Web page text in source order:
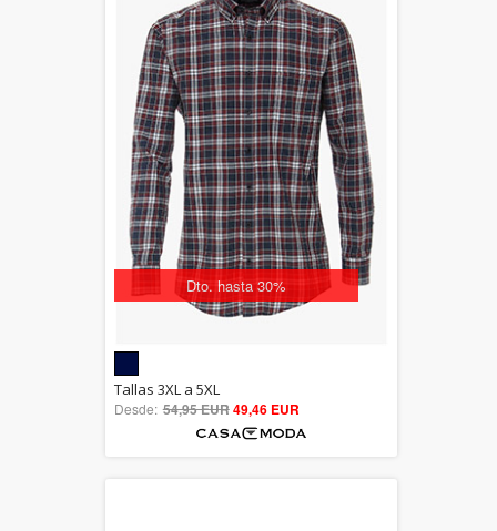
Dto. hasta 30%
5.00
out of 5
Tallas 3XL a 5XL
Desde: 54,95 EUR49,46 EUR